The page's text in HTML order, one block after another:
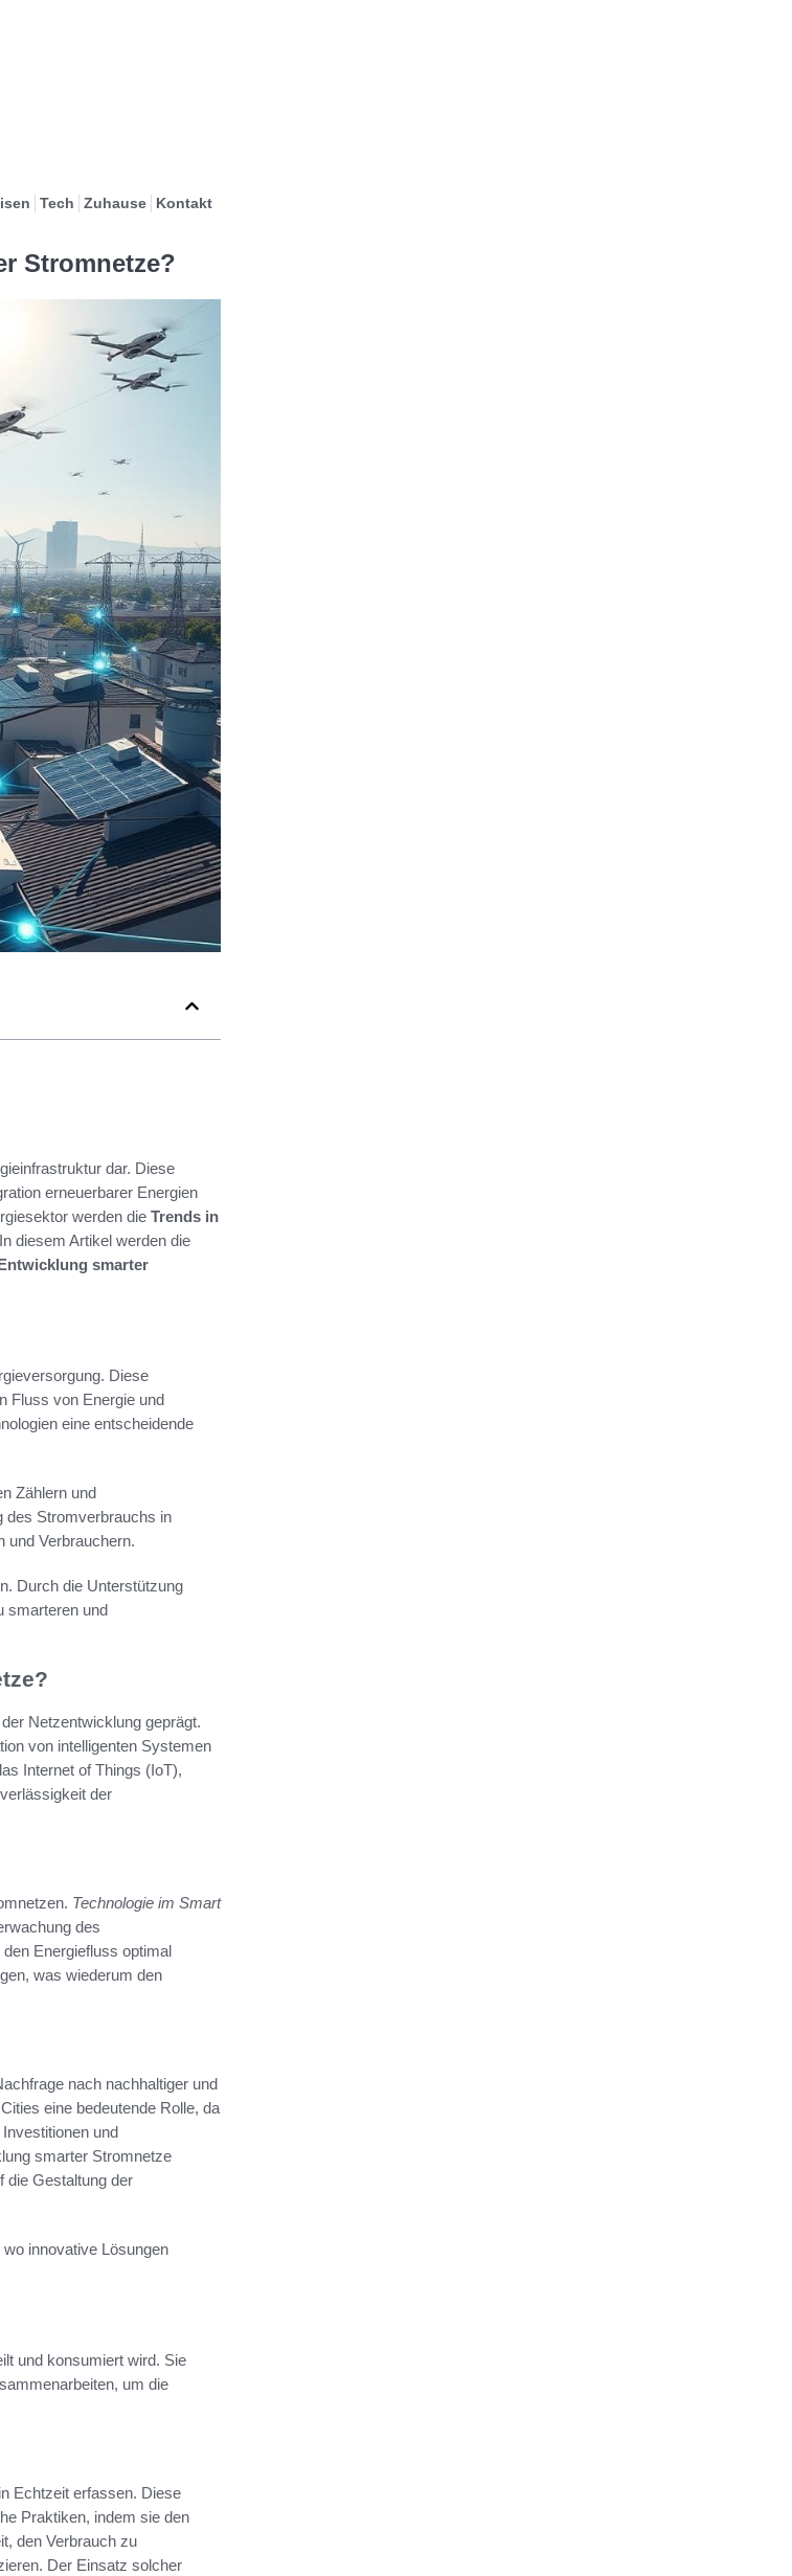
Tech Zuhause Kontakt
Stromnetze?
dar. Diese
erneuerbarer Energien
werden die Trends in
diesem Artikel werden die
smarter
Diese
Fluss von Energie und
eine entscheidende
Zählern und
des Stromverbrauchs in
und Verbrauchern.
Durch die Unterstützung
smarteren und
Netzentwicklung geprägt.
von intelligenten Systemen
Internet of Things (IoT),
der
Technologie im Smart
des
Energiefluss optimal
was wiederum den
nach nachhaltiger und
eine bedeutende Rolle, da
und
smarter Stromnetze
die Gestaltung der
innovative Lösungen
und konsumiert wird. Sie
um die
Echtzeit erfassen. Diese
Praktiken, indem sie den
den Verbrauch zu
Der Einsatz solcher